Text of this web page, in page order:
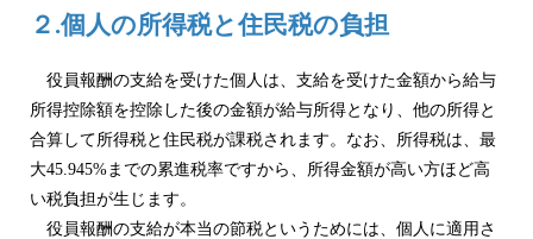
２.個人の所得税と住民税の負担
役員報酬の支給を受けた個人は、支給を受けた金額から給与
所得控除額を控除した後の金額が給与所得となり、他の所得と
合算して所得税と住民税が課税されます。なお、所得税は、最
大45.945%までの累進税率ですから、所得金額が高い方ほど高
い税負担が生じます。
役員報酬の支給が本当の節税というためには、個人に適用さ